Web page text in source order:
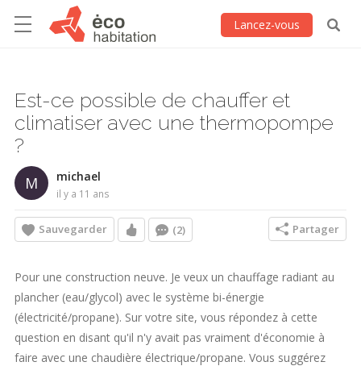
Lancez-vous
Est-ce possible de chauffer et
climatiser avec une thermopompe
?
M michael
il y a 11 ans
Sauvegarder (2) Partager
Pour une construction neuve. Je veux un chauffage radiant au
plancher (eau/glycol) avec le système bi-énergie
(électricité/propane). Sur votre site, vous répondez à cette
question en disant qu'il n'y avait pas vraiment d'économie à
faire avec une chaudière électrique/propane. Vous suggérez